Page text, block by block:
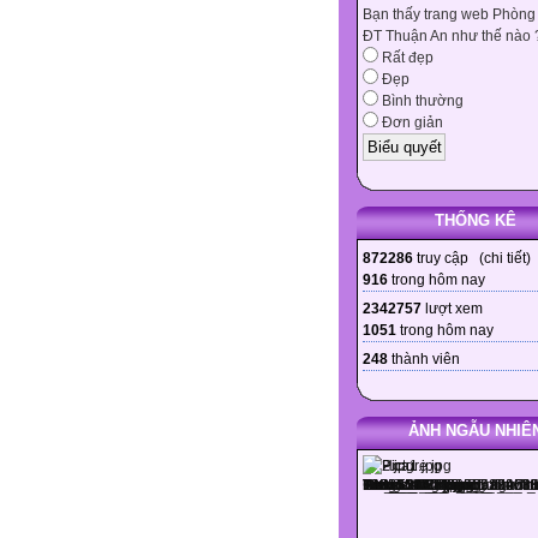
Bạn thấy trang web
ĐT Thuận An như thế nào
Rất đẹp
Đẹp
Bình thường
Đơn giản
THỐNG KÊ
872286 truy cập (chi tiết)
916 trong hôm nay
2342757 lượt xem
1051 trong hôm nay
248 thành viên
ẢNH NGẪU